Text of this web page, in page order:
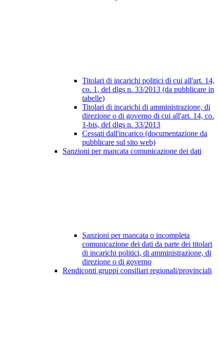
Titolari di incarichi politici di cui all'art. 14,
co. 1, del dlgs n. 33/2013 (da pubblicare in
tabelle)
Titolari di incarichi di amministrazione, di
direzione o di governo di cui all'art. 14, co.
1-bis, del dlgs n. 33/2013
Cessati dall'incarico (documentazione da
pubblicare sul sito web)
Sanzioni per mancata comunicazione dei dati
Sanzioni per mancata o incompleta
comunicazione dei dati da parte dei titolari
di incarichi politici, di amministrazione, di
direzione o di governo
Rendiconti gruppi consiliari regionali/provinciali